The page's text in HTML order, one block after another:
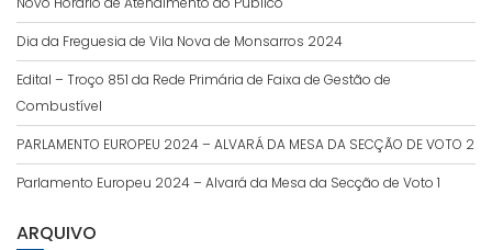
Dia da Freguesia de Vila Nova de Monsarros 2024
Edital – Troço 851 da Rede Primária de Faixa de Gestão de
Combustível
PARLAMENTO EUROPEU 2024 – ALVARÁ DA MESA DA SECÇÃO DE VOTO 2
Parlamento Europeu 2024 – Alvará da Mesa da Secção de Voto 1
ARQUIVO